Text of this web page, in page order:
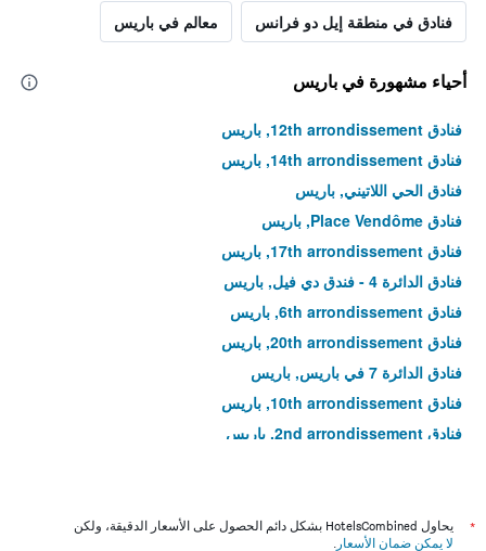
فنادق في منطقة إيل دو فرانس معالم في باريس
أحياء مشهورة في باريس
فنادق 12th arrondissement, باريس
فنادق 14th arrondissement, باريس
فنادق الحي اللاتيني, باريس
فنادق Place Vendôme, باريس
فنادق 17th arrondissement, باريس
فنادق الدائرة 4 - فندق دي فيل, باريس
فنادق 6th arrondissement, باريس
فنادق 20th arrondissement, باريس
فنادق الدائرة 7 في باريس, باريس
فنادق 10th arrondissement, باريس
فنادق 2nd arrondissement, باريس
فنادق 11th arrondissement, باريس
*
يحاول HotelsCombined بشكل دائم الحصول على الأسعار الدقيقة، ولكن
لا يمكن ضمان الأسعار .